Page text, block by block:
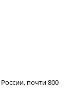
почти 800